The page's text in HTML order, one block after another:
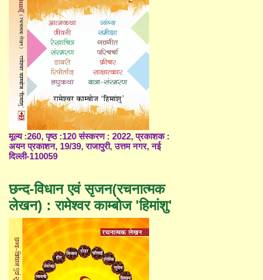
मूल्य :260, पृष्ठ :120 संस्करण : 2022, प्रकाशक :
अयन प्रकाशन, 19/39, राजापुरी, उत्तम नगर, नई
दिल्ली-110059
छन्द-विधान एवं सृजन(रचनात्मक
लेखन) : रामेश्वर काम्बोज 'हिमांशु'